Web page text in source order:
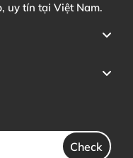
uy tín tại Việt Nam.
Check